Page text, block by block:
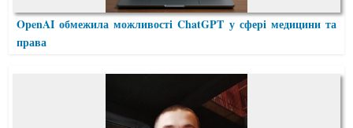
OpenAI обмежила можливості ChatGPT у сфері медицини та
права